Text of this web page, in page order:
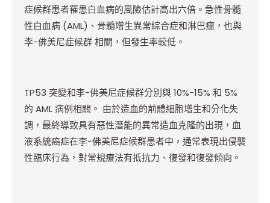
症候群患者罹患白血病的風險估計高出六倍。急性骨髓
性白血病 (AML)、骨髓增生異常綜合症和淋巴瘤，也與
李-佛美尼症候群 相關，但發生率較低。
TP53 突變和李-佛美尼症候群分別與 10%-15% 和 5%
的 AML 病例相關。 由於造血的前體細胞增生和分化失
調，最終導致具有惡性潛能的異常造血克隆的出現，血
液系統癌症在李-佛美尼症候群患者中，通常表現出侵襲
性臨床行為，對常規療法有抵抗力、復發和復發傾向。